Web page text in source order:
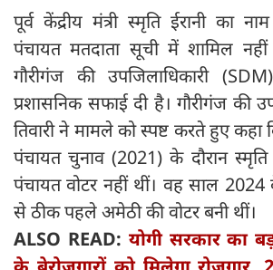
पूर्व केंद्रीय मंत्री स्मृति ईरानी का
पंचायत मतदाता सूची में शामिल
गौरीगंज की उपजिलाधिकारी (SDM)
प्रशासनिक सफाई दी है। गौरीगंज की
तिवारी ने मामले को स्पष्ट करते हुए कहा
पंचायत चुनाव (2021) के दौरान स्मृति
पंचायत वोटर नहीं थीं। वह साल
से ठीक पहले अमेठी की वोटर बनी थीं।
ALSO READ: योगी सरकार का